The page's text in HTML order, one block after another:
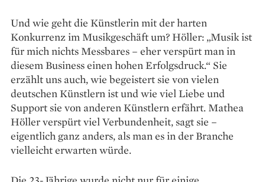
Und wie geht die Künstlerin mit der harten
Konkurrenz im Musikgeschäft um? Höller: „Musik ist
für mich nichts Messbares – eher verspürt man in
diesem Business einen hohen Erfolgsdruck.“ Sie
erzählt uns auch, wie begeistert sie von vielen
deutschen Künstlern ist und wie viel Liebe und
Support sie von anderen Künstlern erfährt. Mathea
Höller verspürt viel Verbundenheit, sagt sie –
eigentlich ganz anders, als man es in der Branche
vielleicht ­erwarten würde.